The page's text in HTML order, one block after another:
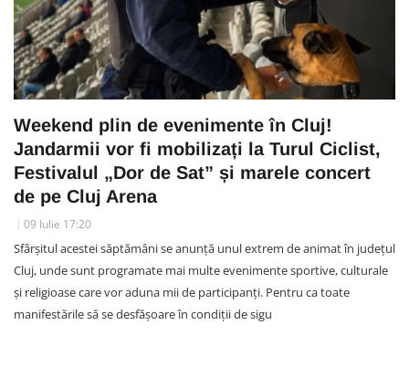
Weekend plin de evenimente în Cluj!
Jandarmii vor fi mobilizați la Turul Ciclist,
Festivalul „Dor de Sat” și marele concert
de pe Cluj Arena
09 Iulie 17:20
Sfârșitul acestei săptămâni se anunță unul extrem de animat în județul
Cluj, unde sunt programate mai multe evenimente sportive, culturale
și religioase care vor aduna mii de participanți. Pentru ca toate
manifestările să se desfășoare în condiții de sigu